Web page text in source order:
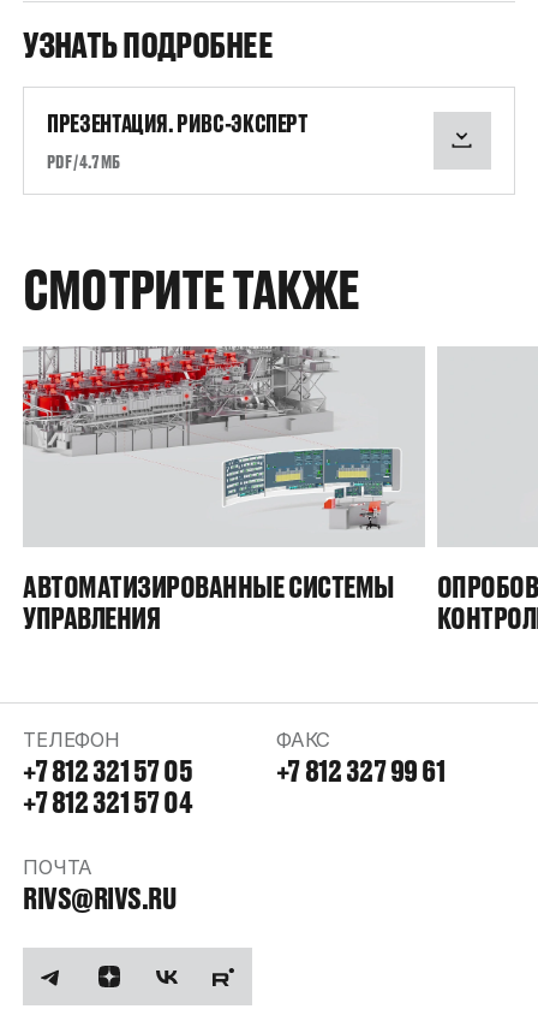
УЗНАТЬ ПОДРОБНЕЕ
ПРЕЗЕНТАЦИЯ. РИВС-ЭКСПЕРТ
PDF / 4.7 МБ
СМОТРИТЕ ТАКЖЕ
АВТОМАТИЗИРОВАННЫЕ СИСТЕМЫ
УПРАВЛЕНИЯ
ТЕЛЕФОН
+7 812 321 57 05
+7 812 321 57 04
ФАКС
+7 812 327 99 61
ПОЧТА
RIVS@RIVS.RU